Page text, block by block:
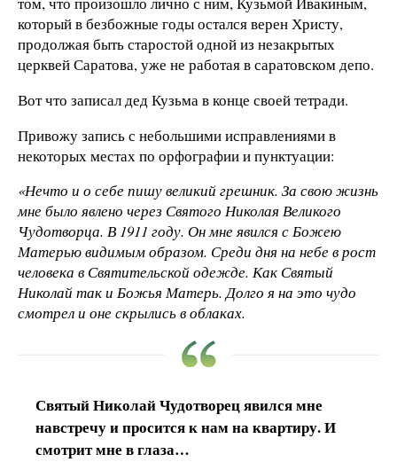
который в безбожные годы остался верен Христу,
продолжая быть старостой одной из незакрытых
церквей Саратова, уже не работая в саратовском депо.
Вот что записал дед Кузьма в конце своей тетради.
Привожу запись с небольшими исправлениями в
некоторых местах по орфографии и пунктуации:
«Нечто и о себе пишу великий грешник. За свою жизнь
мне было явлено через Святого Николая Великого
Чудотворца. В 1911 году. Он мне явился с Божею
Матерью видимым образом. Среди дня на небе в рост
человека в Святительской одежде. Как Святый
Николай так и Божья Матерь. Долго я на это чудо
смотрел и оне скрылись в облаках.
Святый Николай Чудотворец явился мне
навстречу и просится к нам на квартиру. И
смотрит мне в глаза…